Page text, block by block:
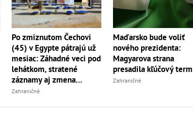
Po zmiznutom Čechovi
(45) v Egypte pátrajú už
mesiac: Záhadné veci pod
lehátkom, stratené
záznamy aj zmena
vypovede
Zahraničné
Maďarsko bude voliť
nového prezidenta:
Magyarova strana
presadila kľúčový
Zahraničné